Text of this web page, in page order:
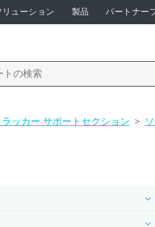
リューション 製品 パートナー
ッカー サポートセクション >